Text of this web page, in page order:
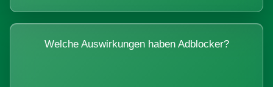
Welche Auswirkungen haben Adblocker?